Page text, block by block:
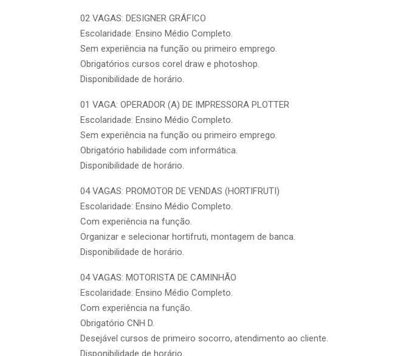
02 VAGAS: DESIGNER GRÁFICO
Escolaridade: Ensino Médio Completo.
Sem experiência na função ou primeiro emprego.
Obrigatórios cursos corel draw e photoshop.
Disponibilidade de horário.
01 VAGA: OPERADOR (A) DE IMPRESSORA PLOTTER
Escolaridade: Ensino Médio Completo.
Sem experiência na função ou primeiro emprego.
Obrigatório habilidade com informática.
Disponibilidade de horário.
04 VAGAS: PROMOTOR DE VENDAS (HORTIFRUTI)
Escolaridade: Ensino Médio Completo.
Com experiência na função.
Organizar e selecionar hortifruti, montagem de banca.
Disponibilidade de horário.
04 VAGAS: MOTORISTA DE CAMINHÃO
Escolaridade: Ensino Médio Completo.
Com experiência na função.
Obrigatório CNH D.
Desejável cursos de primeiro socorro, atendimento ao cliente.